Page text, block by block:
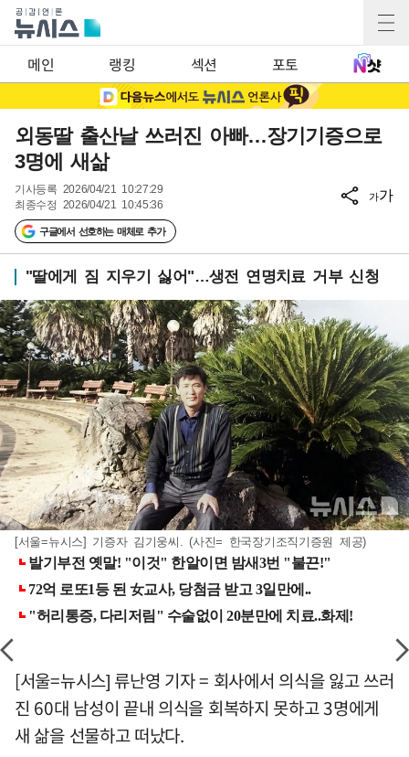
메인 랭킹 섹션 포토
외동딸 출산날 쓰러진 아빠…장기기증으로
3명에 새삶
기사등록 2026/04/21 10:27:29
최종수정 2026/04/21 10:45:36
구글에서 선호하는 매체로 추가
가가
"딸에게 짐 지우기 싫어"…생전 연명치료 거부 신청
[서울=뉴시스] 기증자 김기웅씨. (사진= 한국장기조직기증원 제공)
[서울=뉴시스] 류난영 기자 = 회사에서 의식을 잃고 쓰러
진 60대 남성이 끝내 의식을 회복하지 못하고 3명에게
새 삶을 선물하고 떠났다.